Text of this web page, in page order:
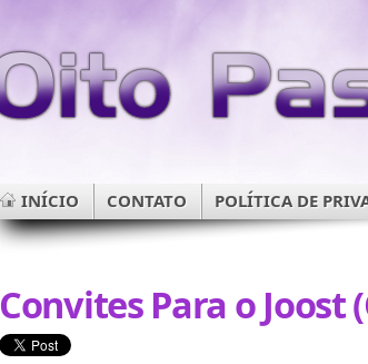
INÍCIO CONTATO POLÍTICA DE
Convites Para o